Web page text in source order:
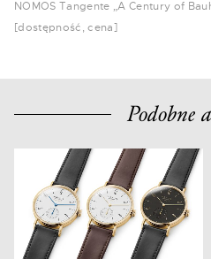
NOMOS Tangente „A Century of
[dostępność, cena]
Podobne